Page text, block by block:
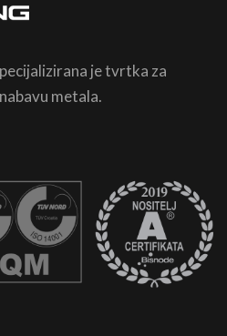
je tvrtka za
metala.